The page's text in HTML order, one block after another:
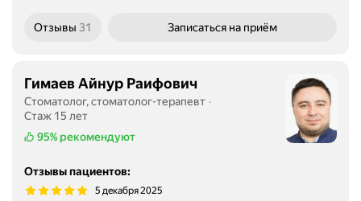
Отзывы 31 Записаться на приём
Гимаев Айнур Раифович
Стоматолог, стоматолог-терапевт
Стаж 15 лет
95% рекомендуют
Отзывы пациентов:
5 декабря 2025